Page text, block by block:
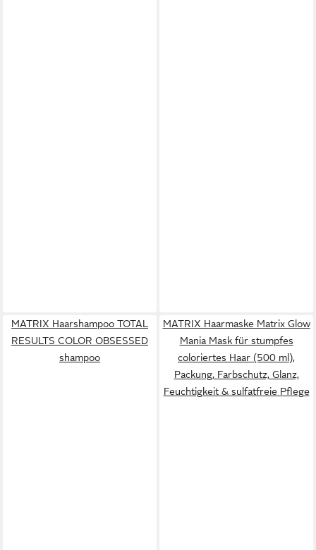
MATRIX Haarshampoo TOTAL
RESULTS COLOR OBSESSED
shampoo
MATRIX Haarmaske Matrix Glow
Mania Mask für stumpfes
coloriertes Haar (500 ml),
Packung, Farbschutz, Glanz,
Feuchtigkeit & sulfatfreie Pflege